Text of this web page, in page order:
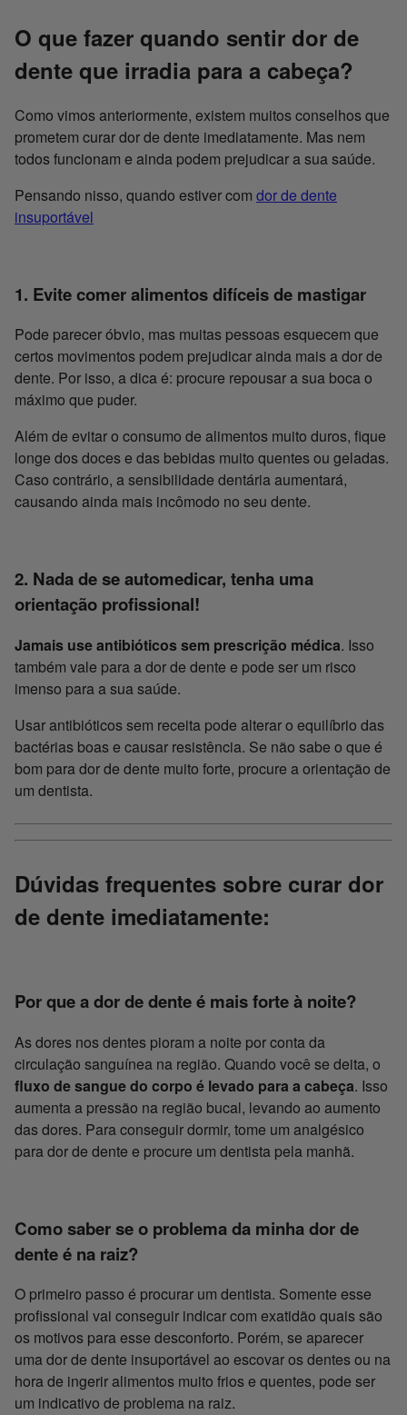
O que fazer quando sentir dor de
dente que irradia para a cabeça?
Como vimos anteriormente, existem muitos conselhos que
prometem curar dor de dente imediatamente. Mas nem
todos funcionam e ainda podem prejudicar a sua saúde.
Pensando nisso, quando estiver com dor de dente
insuportável
1. Evite comer alimentos difíceis de mastigar
Pode parecer óbvio, mas muitas pessoas esquecem que
certos movimentos podem prejudicar ainda mais a dor de
dente. Por isso, a dica é: procure repousar a sua boca o
máximo que puder.
Além de evitar o consumo de alimentos muito duros, fique
longe dos doces e das bebidas muito quentes ou geladas.
Caso contrário, a sensibilidade dentária aumentará,
causando ainda mais incômodo no seu dente.
2. Nada de se automedicar, tenha uma
orientação profissional!
Jamais use antibióticos sem prescrição médica. Isso
também vale para a dor de dente e pode ser um risco
imenso para a sua saúde.
Usar antibióticos sem receita pode alterar o equilíbrio das
bactérias boas e causar resistência. Se não sabe o que é
bom para dor de dente muito forte, procure a orientação de
um dentista.
Dúvidas frequentes sobre curar dor
de dente imediatamente:
Por que a dor de dente é mais forte à noite?
As dores nos dentes pioram a noite por conta da
circulação sanguínea na região. Quando você se deita, o
fluxo de sangue do corpo é levado para a cabeça. Isso
aumenta a pressão na região bucal, levando ao aumento
das dores. Para conseguir dormir, tome um analgésico
para dor de dente e procure um dentista pela manhã.
Como saber se o problema da minha dor de
dente é na raiz?
O primeiro passo é procurar um dentista. Somente esse
profissional vai conseguir indicar com exatidão quais são
os motivos para esse desconforto. Porém, se aparecer
uma dor de dente insuportável ao escovar os dentes ou na
hora de ingerir alimentos muito frios e quentes, pode ser
um indicativo de problema na raiz.